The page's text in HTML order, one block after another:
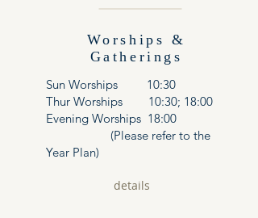
Worships &
Gatherings
Sun Worships 10:30
Thur Worships 10:30; 18:00
Evening Worships 18:00
(Please refer to the
Year Plan)
details